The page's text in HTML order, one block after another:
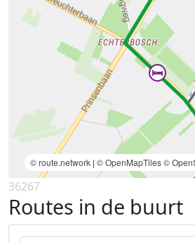
© route.network | © OpenMapTiles©
36267
Routes in de buurt